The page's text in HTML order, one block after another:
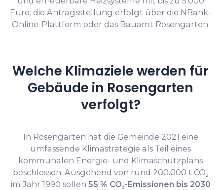
Euro; die Antragsstellung erfolgt über die NBank-
Online-Plattform oder das Bauamt Rosengarten.
Welche Klimaziele werden für
Gebäude in Rosengarten
verfolgt?
In Rosengarten hat die Gemeinde 2021 eine
umfassende Klimastrategie als Teil eines
kommunalen Energie- und Klimaschutzplans
beschlossen. Ausgehend von rund 200.000 t CO₂
im Jahr 1990 sollen 55 % CO₂-Emissionen bis 2030